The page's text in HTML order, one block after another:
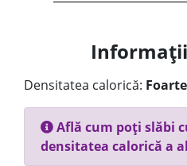
Densitatea calorică:
Află cum poți slăbi
densitatea calorică a